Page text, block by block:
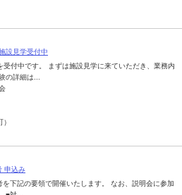
設見学受付中
付中です。 まずは施設見学に来ていただき、業務内
の詳細は...
申込み
下記の要領で開催いたします。 なお、説明会に参加